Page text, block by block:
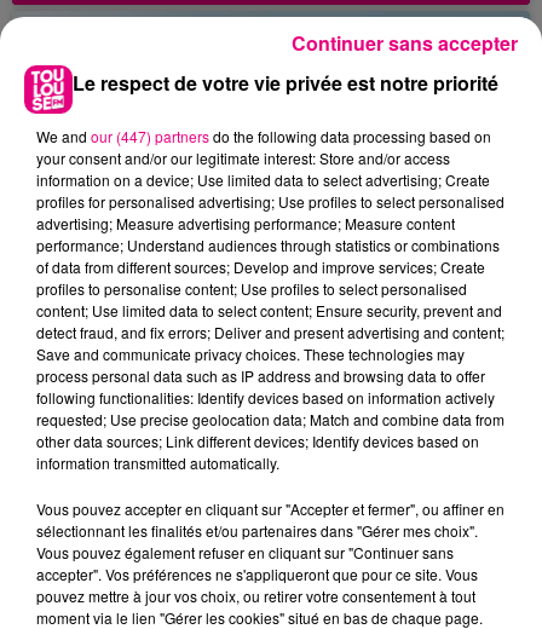
22 juillet 2026
Toulouse : circulation perturbée dans le
Le respect de votre vie privée est notre priorité
We and our (447) partnersdo the following data processing based on
your consent and/or our legitimate interest: Store and/or access
information on a device; Use limited data to select advertising; Create
profiles for personalised advertising; Use profiles to select personalised
advertising; Measure advertising performance; Measure content
performance; Understand audiences through statistics or combinations
of data from different sources; Develop and improve services; Create
profiles to personalise content; Use profiles to select personalised
content; Use limited data to select content; Ensure security, prevent and
detect fraud, and fix errors; Deliver and present advertising and content;
Save and communicate privacy choices. These technologies may
process personal data such as IP address and browsing data to offer
following functionalities: Identify devices based on information actively
requested; Use precise geolocation data; Match and combine data from
other data sources; Link different devices; Identify devices based on
information transmitted automatically.
Vous pouvez accepter en cliquant sur "Accepter et fermer", ou affiner en
sélectionnant les finalités et/ou partenaires dans "Gérer mes choix".
Vous pouvez également refuser en cliquant sur "Continuer sans
accepter". Vos préférences ne s'appliqueront que pour ce site. Vous
pouvez mettre à jour vos choix, ou retirer votre consentement à tout
moment via le lien "Gérer les cookies" situé en bas de chaque page.
Continuer sans accepter